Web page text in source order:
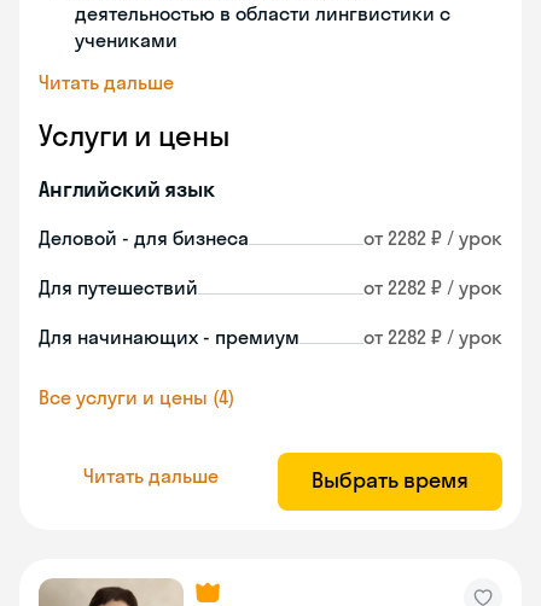
деятельностью в области лингвистики с
учениками
Читать дальше
Услуги и цены
Английский язык
Деловой - для бизнеса от 2282 ₽ / урок
Для путешествий от 2282 ₽ / урок
Для начинающих - премиум от 2282 ₽ / урок
Все услуги и цены (4)
Читать дальше Выбрать время